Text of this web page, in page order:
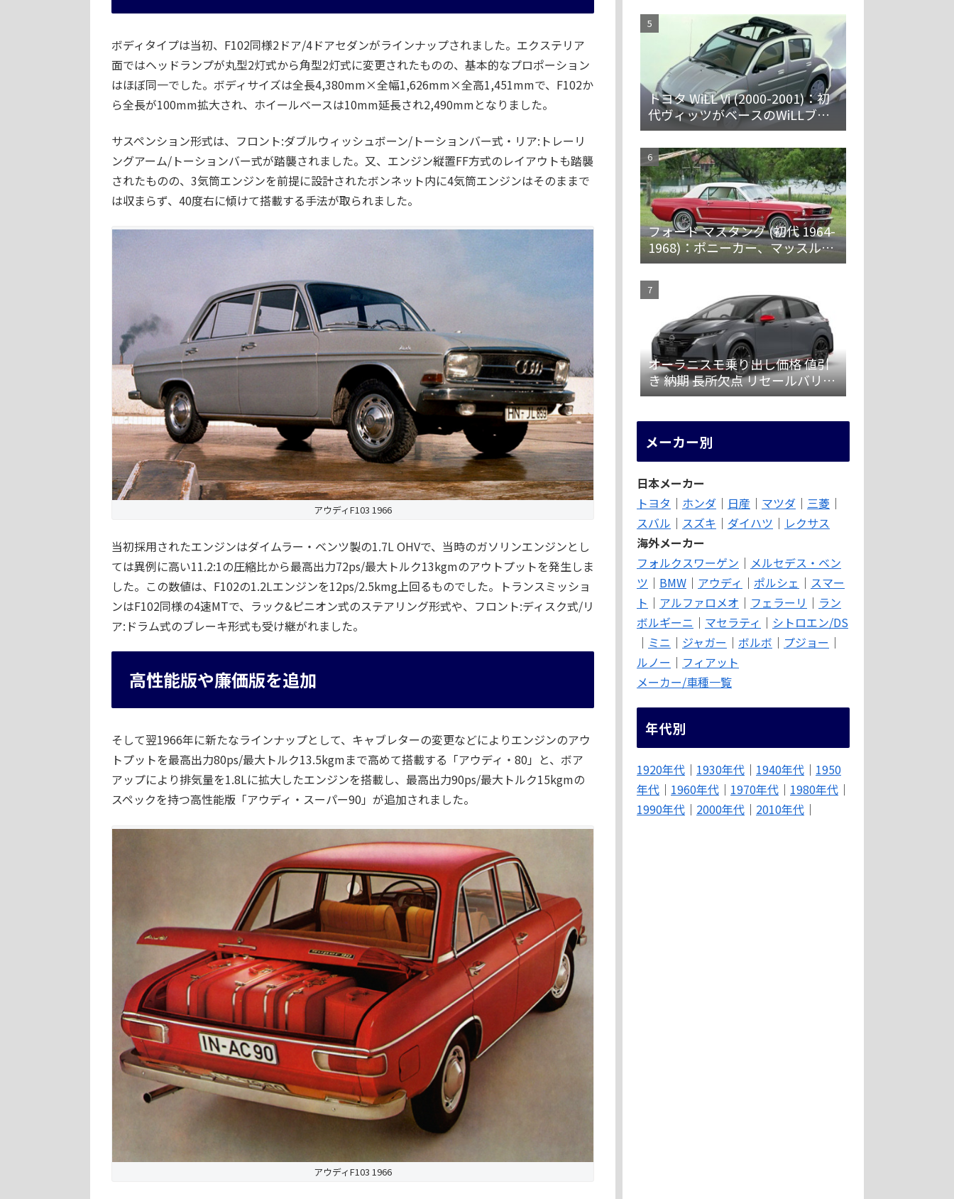
ボディタイプは当初、F102同様2ドア/4ドアセダンがラインナップされました。エクステリア
面ではヘッドランプが丸型2灯式から角型2灯式に変更されたものの、基本的なプロポーション
はほぼ同一でした。ボディサイズは全長4,380mm×全幅1,626mm×全高1,451mmで、F102か
ら全長が100mm拡大され、ホイールベースは10mm延長され2,490mmとなりました。
サスペンション形式は、フロント:ダブルウィッシュボーン/トーションバー式・リア:トレーリ
ングアーム/トーションバー式が踏襲されました。又、エンジン縦置FF方式のレイアウトも踏襲
されたものの、3気筒エンジンを前提に設計されたボンネット内に4気筒エンジンはそのままで
は収まらず、40度右に傾けて搭載する手法が取られました。
アウディF103 1966
当初採用されたエンジンはダイムラー・ベンツ製の1.7L OHVで、当時のガソリンエンジンとし
ては異例に高い11.2:1の圧縮比から最高出力72ps/最大トルク13kgmのアウトプットを発生しま
した。この数値は、F102の1.2Lエンジンを12ps/2.5kmg上回るものでした。トランスミッショ
ンはF102同様の4速MTで、ラック&ピニオン式のステアリング形式や、フロント:ディスク式/リ
ア:ドラム式のブレーキ形式も受け継がれました。
高性能版や廉価版を追加
そして翌1966年に新たなラインナップとして、キャブレターの変更などによりエンジンのアウ
トプットを最高出力80ps/最大トルク13.5kgmまで高めて搭載する「アウディ・80」と、ボア
アップにより排気量を1.8Lに拡大したエンジンを搭載し、最高出力90ps/最大トルク15kgmの
スペックを持つ高性能版「アウディ・スーパー90」が追加されました。
アウディF103 1966
ードトップ
トヨタ WiLL Vi (2000-2001)：初
代ヴィッツがベースのWiLLブラ
ンド第一弾 [NCP19]
フォード マスタング (初代 1964-
1968)：ポニーカー、マッスルカ
ーの愛称で親しまれ大ヒット
オーラニスモ乗り出し価格 値引
き 納期 長所欠点 リセールバリュ
ーを解説
メーカー別
日本メーカー
トヨタ ｜ ホンダ ｜ 日産 ｜ マツダ ｜ 三菱 ｜
スバル ｜ スズキ ｜ ダイハツ ｜ レクサス
海外メーカー
フォルクスワーゲン ｜ メルセデス・ベン
ツ ｜ BMW ｜ アウディ ｜ ポルシェ ｜ スマー
ト ｜ アルファロメオ ｜ フェラーリ ｜ ラン
ボルギーニ ｜ マセラティ ｜ シトロエン/DS
｜ ミニ ｜ ジャガー ｜ ボルボ ｜ プジョー ｜
ルノー ｜ フィアット
メーカー/車種一覧
年代別
1920年代 ｜ 1930年代 ｜ 1940年代 ｜ 1950
年代 ｜ 1960年代 ｜ 1970年代 ｜ 1980年代 ｜
1990年代 ｜ 2000年代 ｜ 2010年代 ｜